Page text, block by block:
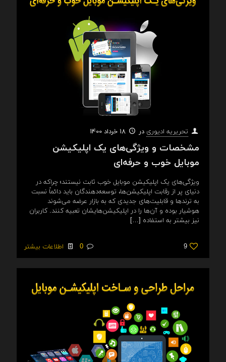
تحریریه ادیوری در 18 خرداد 1400
مشخصات و ویژگی‌های یک اپلیکیشن
موبایل خوب و حرفه‌ای
ویژگی‌های یک اپلیکیشن موبایل خوب ثابت نیستند؛ چراکه در
دنیای پر از رقابت اپلیکیشن‌ها، توسعه‌دهندگان باید دائماً نسبت
به ترندها و قابلیت‌های جدیدی که به بازار عرضه می‌شوند
هوشیار بوده و آن‌ها را در اپلیکیشن‌هایشان تعبیه کنند. کاربران
نیز بیشتر به استفاده […]
9
0 اطلاعات بیشتر